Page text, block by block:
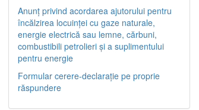
Anunț privind acordarea ajutorului pentru
încălzirea locuinței cu gaze naturale,
energie electrică sau lemne, cărbuni,
combustibili petrolieri și a suplimentului
pentru energie
Formular cerere-declarație pe proprie
răspundere